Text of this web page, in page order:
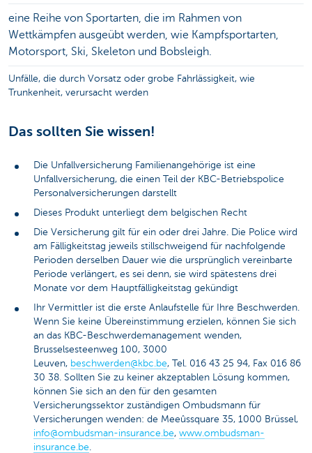
eine Reihe von Sportarten, die im Rahmen von
Wettkämpfen ausgeübt werden, wie Kampfsportarten,
Motorsport, Ski, Skeleton und Bobsleigh.
Unfälle, die durch Vorsatz oder grobe Fahrlässigkeit, wie
Trunkenheit, verursacht werden
Das sollten Sie wissen!
Die Unfallversicherung Familienangehörige ist eine
Unfallversicherung, die einen Teil der KBC-Betriebspolice
Personalversicherungen darstellt
Dieses Produkt unterliegt dem belgischen Recht
Die Versicherung gilt für ein oder drei Jahre. Die Police wird
am Fälligkeitstag jeweils stillschweigend für nachfolgende
Perioden derselben Dauer wie die ursprünglich vereinbarte
Periode verlängert, es sei denn, sie wird spätestens drei
Monate vor dem Hauptfälligkeitstag gekündigt
Ihr Vermittler ist die erste Anlaufstelle für Ihre Beschwerden.
Wenn Sie keine Übereinstimmung erzielen, können Sie sich
an das KBC-Beschwerdemanagement wenden,
Brusselsesteenweg 100, 3000
Leuven, beschwerden@kbc.be, Tel. 016 43 25 94, Fax 016 86
30 38. Sollten Sie zu keiner akzeptablen Lösung kommen,
können Sie sich an den für den gesamten
Versicherungssektor zuständigen Ombudsmann für
Versicherungen wenden: de Meeûssquare 35, 1000 Brüssel,
info@ombudsman-insurance.be, www.ombudsman-
insurance.be.